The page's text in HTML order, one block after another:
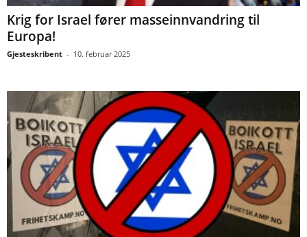
Krig for Israel fører masseinnvandring til
Europa!
Gjesteskribent - 10. februar 2025